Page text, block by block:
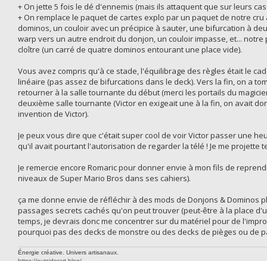
+ On jette 5 fois le dé d'ennemis (mais ils attaquent que sur leurs
+ On remplace le paquet de cartes explo par un paquet de notre
dominos, un couloir avec un précipice à sauter, une bifurcation à
warp vers un autre endroit du donjon, un couloir impasse, et...
cloître (un carré de quatre dominos entourant une place vide).
Vous avez compris qu'à ce stade, l'équilibrage des règles était le
linéaire (pas assez de bifurcations dans le deck). Vers la fin, on a
retourner à la salle tournante du début (merci les portails du
deuxième salle tournante (Victor en exigeait une à la fin, on avait
invention de Victor).
Je peux vous dire que c'était super cool de voir Victor passer une
qu'il avait pourtant l'autorisation de regarder la télé ! Je me projette
Je remercie encore Romaric pour donner envie à mon fils de
niveaux de Super Mario Bros dans ses cahiers).
ça me donne envie de réfléchir à des mods de Donjons &
passages secrets cachés qu'on peut trouver (peut-être à la place
temps, je devrais donc me concentrer sur du matériel pour de
pourquoi pas des decks de monstre ou des decks de pièges ou de
Énergie créative. Univers artisanaux.